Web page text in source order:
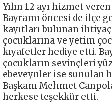
Yılın 12 ayı hizmet
Bayramı öncesi de ilçe
kayıtları bulunan
çocuklarına ve yetim
kıyafetler hediye etti.
çocukların sevinçleri
ebeveynler ise sunulan
Başkanı Mehmet
herkese teşekkür etti.